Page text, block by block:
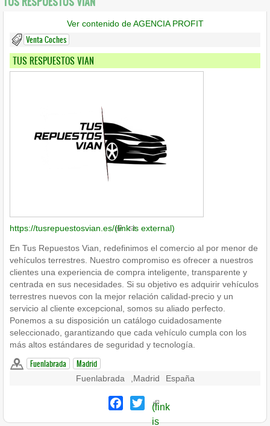
Ver contenido de AGENCIA PROFIT
Venta Coches
TUS RESPUESTOS VIAN
https://tusrepuestosvian.es/(link is external)
En Tus Repuestos Vian, redefinimos el comercio al por menor de
vehículos terrestres. Nuestro compromiso es ofrecer a nuestros
clientes una experiencia de compra inteligente, transparente y
centrada en sus necesidades. Si su objetivo es adquirir vehículos
terrestres nuevos con la mejor relación calidad-precio y un
servicio al cliente excepcional, somos su aliado perfecto.
Ponemos a su disposición un catálogo cuidadosamente
seleccionado, garantizando que cada vehículo cumpla con los
más altos estándares de seguridad y tecnología.
Fuenlabrada Madrid
Fuenlabrada Madrid España
Facebook
Twitter
(link
is